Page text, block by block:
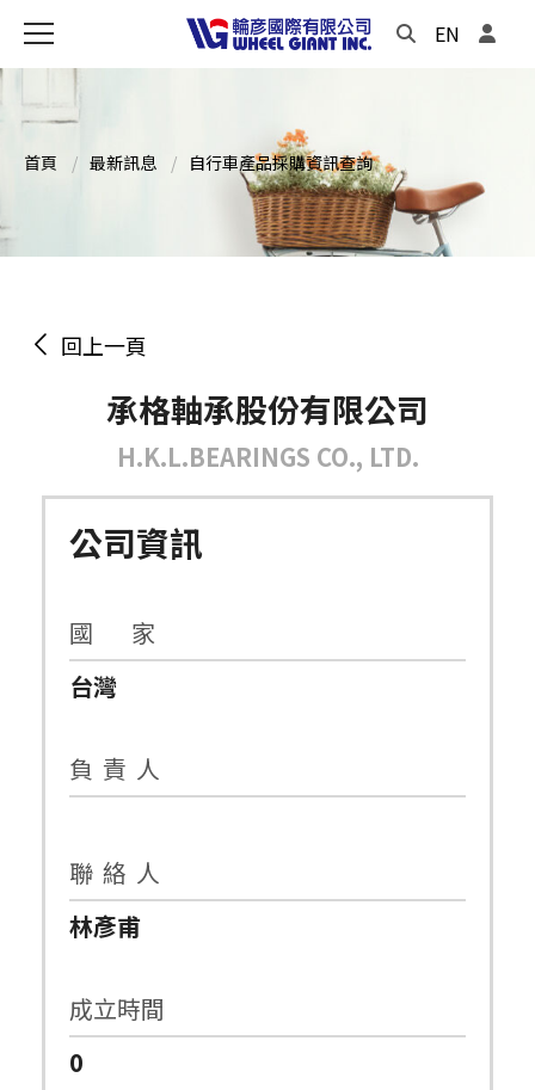
EN
首頁 最新訊息 自行車產品採購資訊查詢
回上一頁
承格軸承股份有限公司
H.K.L.BEARINGS CO., LTD.
公司資訊
國 家
台灣
負 責 人
聯 絡 人
林彥甫
成立時間
0